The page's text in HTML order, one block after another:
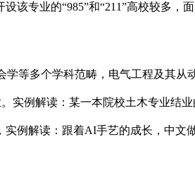
专业的“985”和“211”高校较多，面
等多个学科范畴，电气工程及其从
实例解读：某一本院校土木专业结
例解读：跟着AI手艺的成长，中文